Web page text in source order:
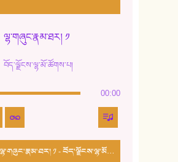
ཤམ་པ་ལ་ཡི་སྲས་མོ།
ང་བོད་པ་ཡིན། - ཕུར་བུ་རྣམ་རྒྱལ།
ལྷ་གཞུང་རྣམ་ཐར། ༡
བོད་ལྗོངས་ལྷ་མོ་ཚོགས་པ།
00:00
1. ལྷ་གཞུང་རྣམ་ཐར། ༡ - བོད་ལྗོངས་ལྷ་མོ་ཚོགས་པ།